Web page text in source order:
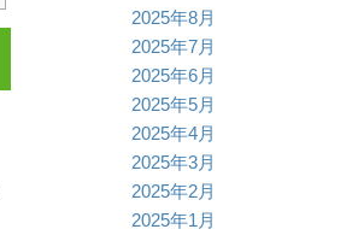
2025年8月
2025年7月
2025年6月
2025年5月
2025年4月
2025年3月
2025年2月
2025年1月